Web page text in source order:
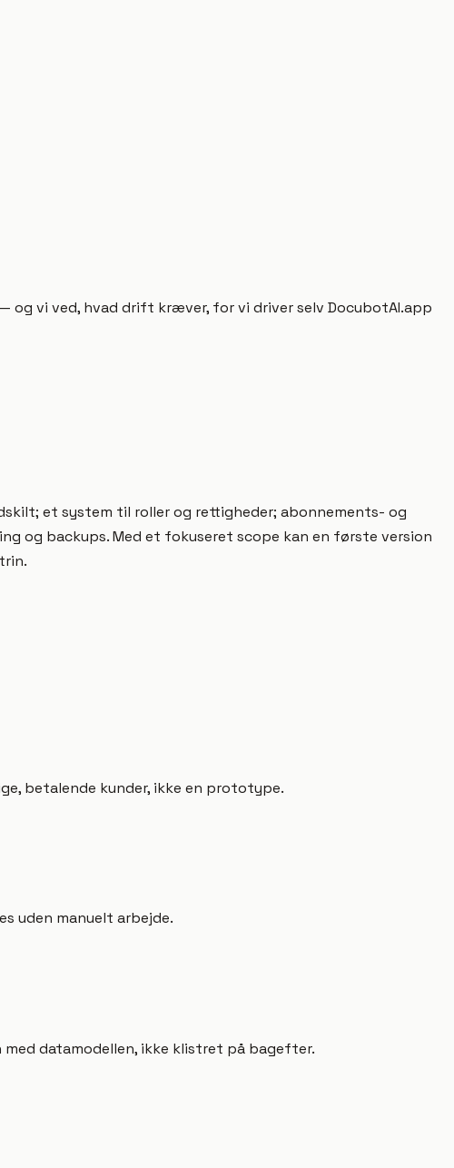
vi ved, hvad drift kræver, for vi driver selv DocubotAI.app
et system til roller og rettigheder; abonnements- og
og backups. Med et fokuseret scope kan en første version
betalende kunder, ikke en prototype.
uden manuelt arbejde.
datamodellen, ikke klistret på bagefter.